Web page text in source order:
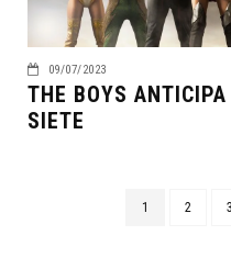
09/07/2023
THE BOYS
SIETE
1 2 3